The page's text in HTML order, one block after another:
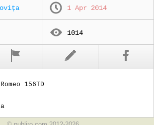
1 Apr 2014
1014
156TD